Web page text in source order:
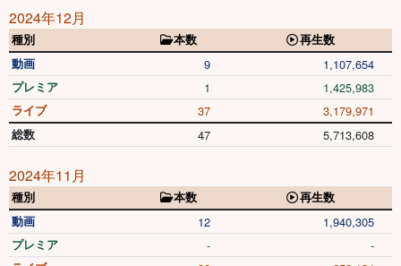
2024年12月
種別 本数
再生数
動画
9 1,107,654
プレミア 1 1,425,983
ライブ 37 3,179,971
総数 47 5,713,608
2024年11月
種別 本数
再生数
動画
12 1,940,305
プレミア - -